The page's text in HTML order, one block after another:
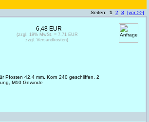
Seiten: 1 2 3 [vor >>]
Pfosten 42,4 mm, Korn 240 geschliffen, 2
M10 Gewinde
6,48 EUR
(zzgl. 19% MwSt. = 7,71 EUR
zzgl. Versandkosten)